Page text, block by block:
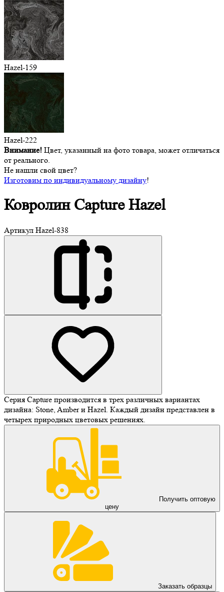
Hazel-159
Hazel-222
Внимание! Цвет, указанный на фото товара, может отличаться
от реального.
Не нашли свой цвет?
Изготовим по индивидуальному дизайну!
Ковролин Capture Hazel
Артикул Hazel-838
Серия Capture производится в трех различных вариантах
дизайна: Stone, Amber и Hazel. Каждый дизайн представлен в
четырех природных цветовых решениях.
Получить оптовую
цену
Заказать образцы